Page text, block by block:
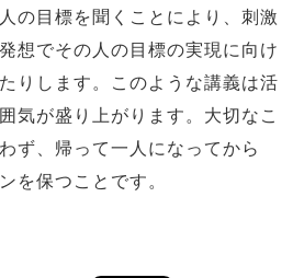
の目標を聞くことにより、刺激
想でその人の目標の実現に向け
りします。このような講義は活
気が盛り上がります。大切なこ
ず、帰って一人になってから
を保つことです。